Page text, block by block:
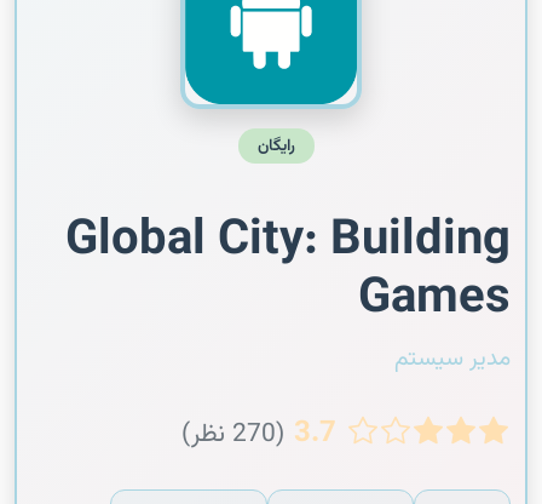
رایگان
Global City: Building
Games
مدیر سیستم
3.7 (270 نظر)